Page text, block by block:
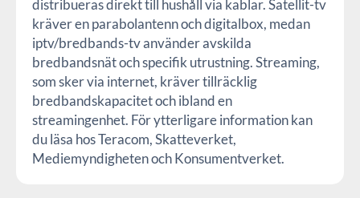
distribueras direkt till hushåll via kablar. Satellit-tv
kräver en parabolantenn och digitalbox, medan
iptv/bredbands-tv använder avskilda
bredbandsnät och specifik utrustning. Streaming,
som sker via internet, kräver tillräcklig
bredbandskapacitet och ibland en
streamingenhet. För ytterligare information kan
du läsa hos Teracom, Skatteverket,
Mediemyndigheten och Konsumentverket.